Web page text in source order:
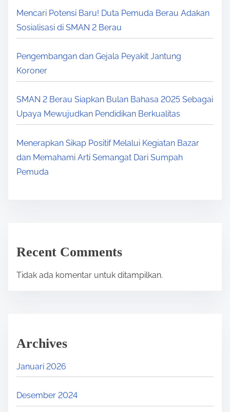
Mencari Potensi Baru! Duta Pemuda Berau Adakan
Sosialisasi di SMAN 2 Berau
Pengembangan dan Gejala Peyakit Jantung
Koroner
SMAN 2 Berau Siapkan Bulan Bahasa 2025 Sebagai
Upaya Mewujudkan Pendidikan Berkualitas
Menerapkan Sikap Positif Melalui Kegiatan Bazar
dan Memahami Arti Semangat Dari Sumpah
Pemuda
Recent Comments
Tidak ada komentar untuk ditampilkan.
Archives
Januari 2026
Desember 2024